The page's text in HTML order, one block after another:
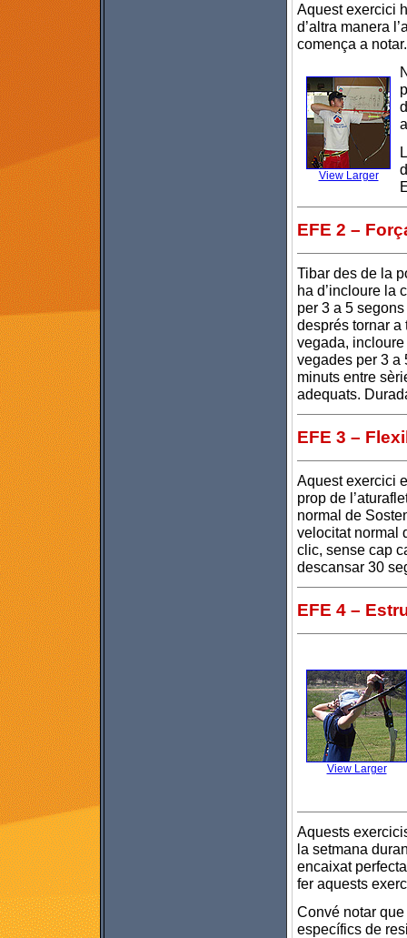
Aquest exercici
d’altra manera
comença a notar.
View Larger
EFE 2 –
Tibar des de la
ha d’incloure la
per 3 a 5
després tornar a
vegada,
vegades per 3 a
minuts entre
adequats.
EFE 3 –
Aquest exercici
prop de
normal de
velocitat normal
clic, sense cap
descansar 30
EFE 4 –
View Larger
Aquests
la setmana
encaixat
fer aquests
Convé notar
específics de